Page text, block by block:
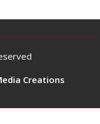
लिए
5 Creations